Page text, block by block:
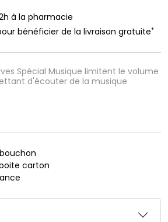
Spécial Musique limitent le volume
d'écouter de la musique
à la pharmacie
bénéficier de la livraison gratuite*
bouchon
carton